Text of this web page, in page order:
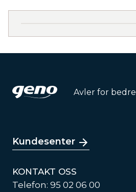
Avler for bedre
Kundesenter
KONTAKT OSS
Telefon: 95 02 06 00